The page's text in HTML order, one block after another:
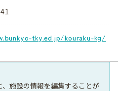
tky.ed.jp/kouraku-kg/
施設の情報を編集することが